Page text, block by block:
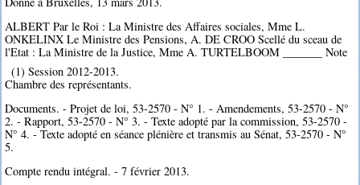
ALBERT Par le Roi : La Ministre des Affaires sociales, Mme L.
ONKELINX Le Ministre des Pensions, A. DE CROO Scellé du sceau de
l'Etat : La Ministre de la Justice, Mme A. TURTELBOOM _______ Note
(1) Session 2012-2013.
Chambre des représentants.
Documents. - Projet de loi, 53-2570 - N° 1. - Amendements, 53-2570 - N°
2. - Rapport, 53-2570 - N° 3. - Texte adopté par la commission, 53-2570 -
N° 4. - Texte adopté en séance plénière et transmis au Sénat, 53-2570 - N°
5.
Compte rendu intégral. - 7 février 2013.